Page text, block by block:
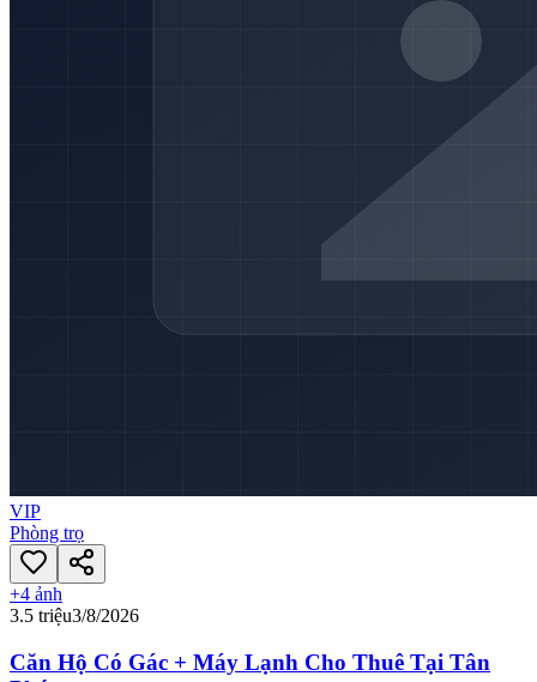
VIP
Phòng trọ
+4 ảnh
3.5 triệu3/8/2026
Căn Hộ Có Gác + Máy Lạnh Cho Thuê Tại Tân